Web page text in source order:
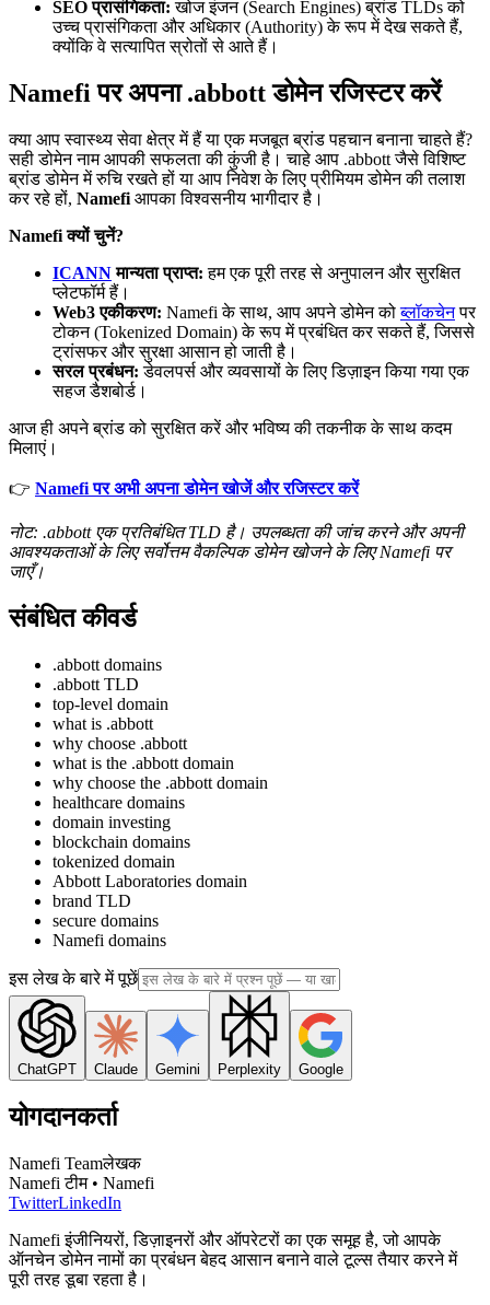
SEO प्रासंगिकता: खोज इंजन (Search Engines) ब्रांड TLDs को
उच्च प्रासंगिकता और अधिकार (Authority) के रूप में देख सकते हैं,
क्योंकि वे सत्यापित स्रोतों से आते हैं।
Namefi पर अपना .abbott डोमेन रजिस्टर करें
क्या आप स्वास्थ्य सेवा क्षेत्र में हैं या एक मजबूत ब्रांड पहचान बनाना चाहते हैं?
सही डोमेन नाम आपकी सफलता की कुंजी है। चाहे आप .abbott जैसे विशिष्ट
ब्रांड डोमेन में रुचि रखते हों या आप निवेश के लिए प्रीमियम डोमेन की तलाश
कर रहे हों, Namefi आपका विश्वसनीय भागीदार है।
Namefi क्यों चुनें?
ICANNमान्यता प्राप्त: हम एक पूरी तरह से अनुपालन और सुरक्षित
प्लेटफॉर्म हैं।
Web3 एकीकरण: Namefi के साथ, आप अपने डोमेन कोब्लॉकचेनपर
टोकन (Tokenized Domain) के रूप में प्रबंधित कर सकते हैं, जिससे
ट्रांसफर और सुरक्षा आसान हो जाती है।
सरल प्रबंधन: डेवलपर्स और व्यवसायों के लिए डिज़ाइन किया गया एक
सहज डैशबोर्ड।
आज ही अपने ब्रांड को सुरक्षित करें और भविष्य की तकनीक के साथ कदम
मिलाएं।
👉 Namefi पर अभी अपना डोमेन खोजें और रजिस्टर करें
नोट: .abbott एक प्रतिबंधित TLD है। उपलब्धता की जांच करने और अपनी
आवश्यकताओं के लिए सर्वोत्तम वैकल्पिक डोमेन खोजने के लिए Namefi पर
जाएँ।
संबंधित कीवर्ड
.abbott domains
.abbott TLD
top-level domain
what is .abbott
why choose .abbott
what is the .abbott domain
why choose the .abbott domain
healthcare domains
domain investing
blockchain domains
tokenized domain
Abbott Laboratories domain
brand TLD
secure domains
Namefi domains
इस लेख के बारे में पूछें
ChatGPT Claude Gemini Perplexity Google
योगदानकर्ता
Namefi Teamलेखक
Namefi टीम • Namefi
TwitterLinkedIn
Namefi इंजीनियरों, डिज़ाइनरों और ऑपरेटरों का एक समूह है, जो आपके
ऑनचेन डोमेन नामों का प्रबंधन बेहद आसान बनाने वाले टूल्स तैयार करने में
पूरी तरह डूबा रहता है।